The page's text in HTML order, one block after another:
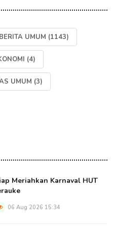
BERITA UMUM (1143)
(4)
UMUM (3)
Meriahkan Karnaval HUT
06 Aug 2026 15:34